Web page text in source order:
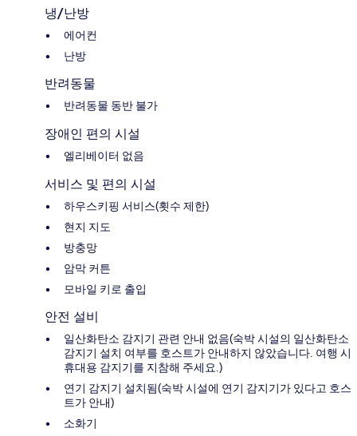
냉/난방
에어컨
난방
반려동물
반려동물 동반 불가
장애인 편의 시설
엘리베이터 없음
서비스 및 편의 시설
하우스키핑 서비스(횟수 제한)
현지 지도
방충망
암막 커튼
모바일 키로 출입
안전 설비
일산화탄소 감지기 관련 안내 없음(숙박 시설의 일산화탄소
감지기 설치 여부를 호스트가 안내하지 않았습니다. 여행 시
휴대용 감지기를 지참해 주세요.)
연기 감지기 설치됨(숙박 시설에 연기 감지기가 있다고 호스
트가 안내)
소화기